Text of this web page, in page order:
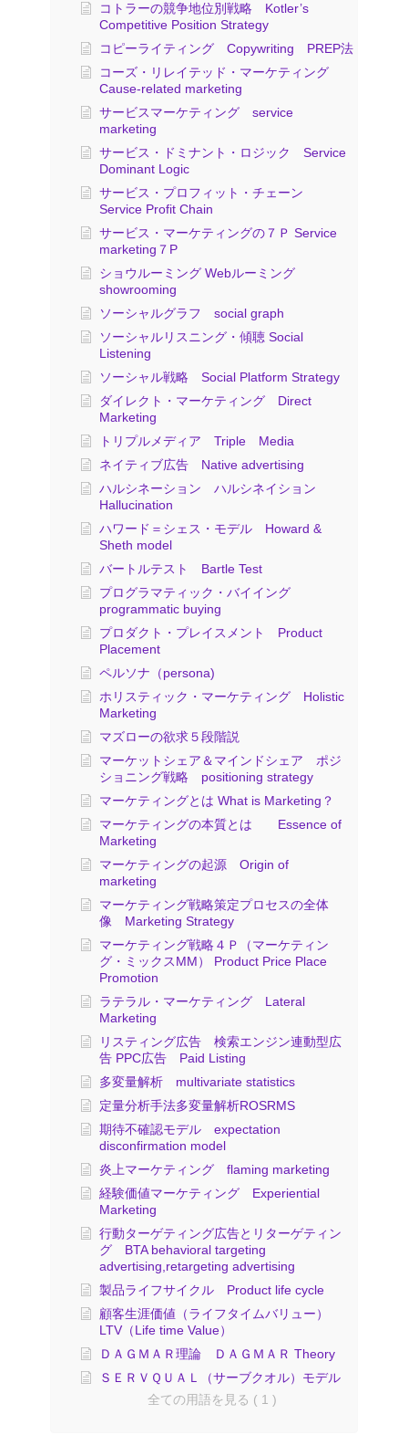
コトラーの競争地位別戦略 Kotler’s
Competitive Position Strategy
コピーライティング Copywriting PREP法
コーズ・リレイテッド・マーケティング
Cause-related marketing
サービスマーケティング service
marketing
サービス・ドミナント・ロジック Service
Dominant Logic
サービス・プロフィット・チェーン
Service Profit Chain
サービス・マーケティングの７Ｐ Service
marketing７P
ショウルーミング Webルーミング
showrooming
ソーシャルグラフ social graph
ソーシャルリスニング・傾聴 Social
Listening
ソーシャル戦略 Social Platform Strategy
ダイレクト・マーケティング Direct
Marketing
トリプルメディア Triple Media
ネイティブ広告 Native advertising
ハルシネーション ハルシネイション
Hallucination
ハワード＝シェス・モデル Howard &
Sheth model
バートルテスト Bartle Test
プログラマティック・バイイング
programmatic buying
プロダクト・プレイスメント Product
Placement
ペルソナ（persona)
ホリスティック・マーケティング Holistic
Marketing
マズローの欲求５段階説
マーケットシェア＆マインドシェア ポジ
ショニング戦略 positioning strategy
マーケティングとは What is Marketing？
マーケティングの本質とは Essence of
Marketing
マーケティングの起源 Origin of
marketing
マーケティング戦略策定プロセスの全体
像 Marketing Strategy
マーケティング戦略４Ｐ（マーケティン
グ・ミックスMM） Product Price Place
Promotion
ラテラル・マーケティング Lateral
Marketing
リスティング広告 検索エンジン連動型広
告 PPC広告 Paid Listing
多変量解析 multivariate statistics
定量分析手法多変量解析ROSRMS
期待不確認モデル expectation
disconfirmation model
炎上マーケティング flaming marketing
経験価値マーケティング Experiential
Marketing
行動ターゲティング広告とリターゲティン
グ BTA behavioral targeting
advertising,retargeting advertising
製品ライフサイクル Product life cycle
顧客生涯価値（ライフタイムバリュー）
LTV（Life time Value）
ＤＡＧＭＡＲ理論 ＤＡＧＭＡＲ Theory
ＳＥＲＶＱＵＡＬ（サーブクオル）モデル
全ての用語を見る ( 1 )